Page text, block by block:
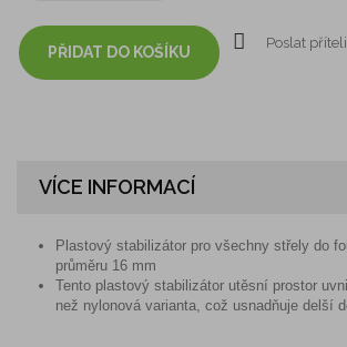
PŘIDAT DO KOŠÍKU
Poslat příteli
VÍCE INFORMACÍ
Plastový stabilizátor pro všechny střely do
průměru 16 mm
Tento plastový stabilizátor utěsní prostor
než nylonová varianta, což usnadňuje delší